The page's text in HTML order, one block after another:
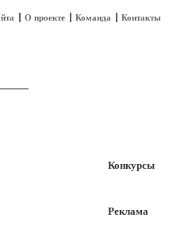
О проекте Команда Контакты
Конкурсы
Реклама